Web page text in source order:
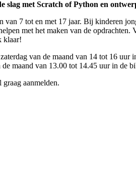
slag met Scratch of Python en
van 7 tot en met 17 jaar. Bij kinderen
met het maken van de opdrachten.
klaar!
van de maand van 14 tot 16 uur
de maand van 13.00 tot 14.45 uur in de
aanmelden.